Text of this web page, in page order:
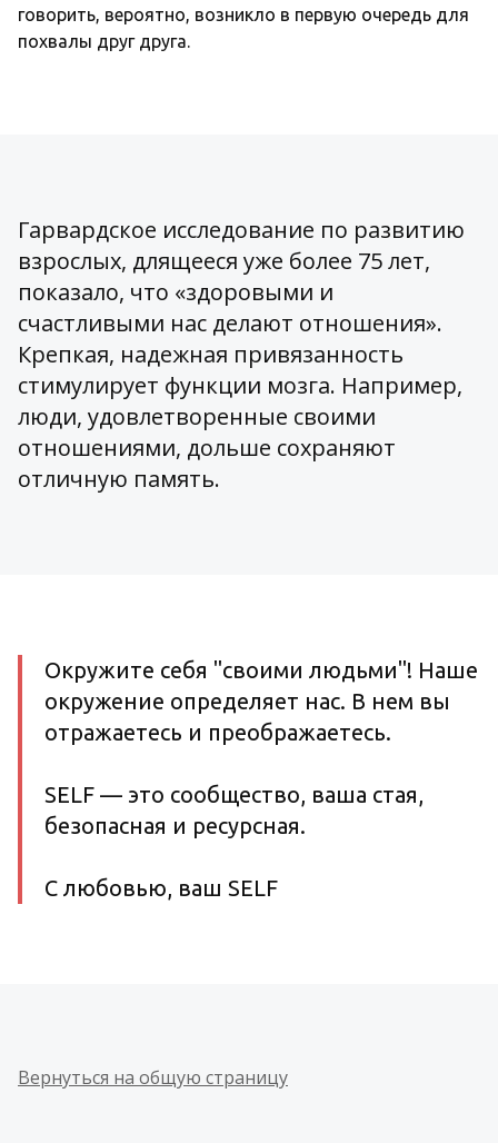
говорить, вероятно, возникло в первую очередь для
похвалы друг друга.
Гарвардское исследование по развитию
взрослых, длящееся уже более 75 лет,
показало, что «здоровыми и
счастливыми нас делают отношения».
Крепкая, надежная привязанность
стимулирует функции мозга. Например,
люди, удовлетворенные своими
отношениями, дольше сохраняют
отличную память.
Окружите себя "своими людьми"! Наше
окружение определяет нас. В нем вы
отражаетесь и преображаетесь.
SELF — это сообщество, ваша стая,
безопасная и ресурсная.
С любовью, ваш SELF
Вернуться на общую страницу